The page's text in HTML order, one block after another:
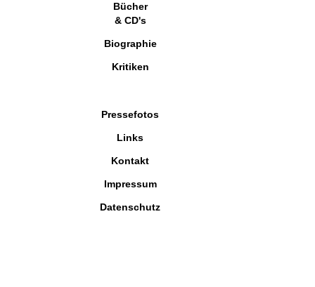
Bücher
& CD's
Biographie
Kritiken
Pressefotos
Links
Kontakt
Impressum
Datenschutz